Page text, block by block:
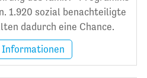
1.920 sozial benachteiligte
dadurch eine Chance.